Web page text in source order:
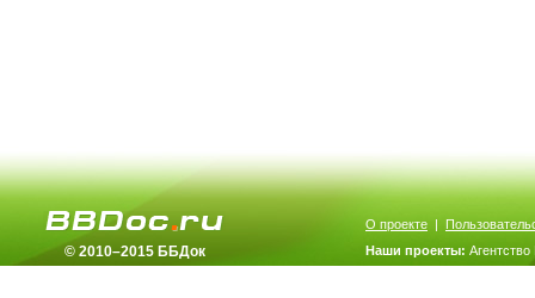
© 2010–2015 ББДок
О проекте |
Наши проекты: